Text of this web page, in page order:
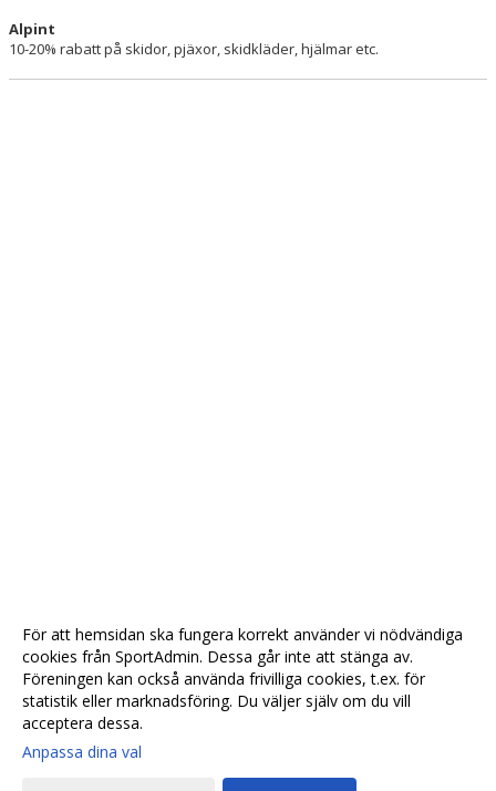
Alpint
10-20% rabatt på skidor, pjäxor, skidkläder, hjälmar etc.
För att hemsidan ska fungera korrekt använder vi nödvändiga
cookies från SportAdmin. Dessa går inte att stänga av.
Föreningen kan också använda frivilliga cookies, t.ex. för
statistik eller marknadsföring. Du väljer själv om du vill
acceptera dessa.
Anpassa dina val